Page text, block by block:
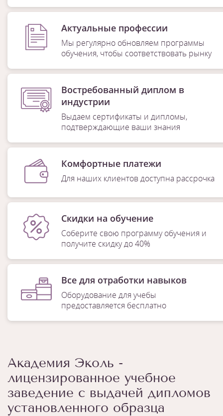
Актуальные профессии
Мы регулярно обновляем программы
обучения, чтобы соответствовать рынку
Востребованный диплом в
индустрии
Выдаем сертификаты и дипломы,
подтверждающие ваши знания
Комфортные платежи
Для наших клиентов доступна рассрочка
Скидки на обучение
Соберите свою программу обучения и
получите скидку до 40%
Все для отработки навыков
Оборудование для учебы
предоставляется бесплатно
Академия Эколь -
лицензированное учебное
заведение с выдачей дипломов
установленного образца